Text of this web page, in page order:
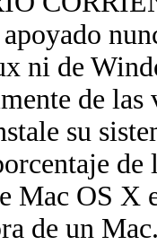
ni de
de las
su
de
Mac OS X
de un